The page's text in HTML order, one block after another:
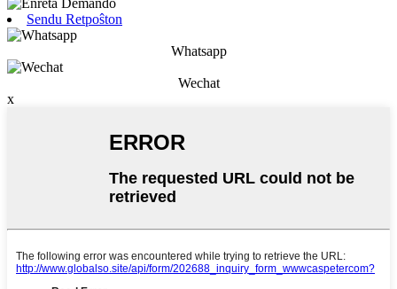
Sendu Retpoŝton
Whatsapp
Wechat
x